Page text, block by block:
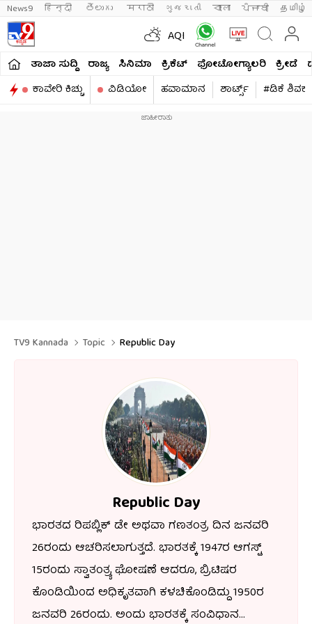
News9 हिन्दी తెలుగు मराठी ગુજરાતી বাংলা ਪੰਜਾਬੀ தமிழ்
AQI
ತಾಜಾ ಸುದ್ದಿ ರಾಜ್ಯ ಸಿನಿಮಾ ಕ್ರಿಕೆಟ್​ ಫೋಟೋಗ್ಯಾಲರಿ ಕ್ರೀಡೆ
ಕಾವೇರಿ ಕಿಚ್ಚು
ವಿಡಿಯೋ ಹವಾಮಾನ ಶಾರ್ಟ್ಸ್​ #ಡಿಕೆ
TV9 Kannada Topic Republic Day
Republic Day
ಭಾರತದ ರಿಪಬ್ಲಿಕ್ ಡೇ ಅಥವಾ ಗಣತಂತ್ರ ದಿನ ಜನವರಿ
26ರಂದು ಆಚರಿಸಲಾಗುತ್ತದೆ. ಭಾರತಕ್ಕೆ 1947ರ ಆಗಸ್ಟ್
15ರಂದು ಸ್ವಾತಂತ್ರ್ಯ ಘೋಷಣೆ ಆದರೂ, ಬ್ರಿಟಿಷರ
ಕೊಂಡಿಯಿಂದ ಅಧಿಕೃತವಾಗಿ ಕಳಚಿಕೊಂಡಿದ್ದು 1950ರ
ಜನವರಿ 26ರಂದು. ಅಂದು ಭಾರತಕ್ಕೆ ಸಂವಿಧಾನ